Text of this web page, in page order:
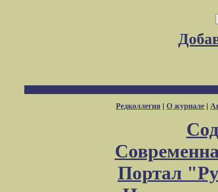
Редколлегия | О журнале |
Портал